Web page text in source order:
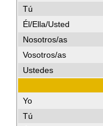
Tú
Él/Ella/Usted
Nosotros/as
Vosotros/as
Ustedes
Yo
Tú